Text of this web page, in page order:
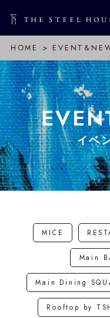
HOME
イベ
MICE
Main
Main Dining
Rooftop by